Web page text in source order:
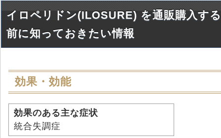
イロペリドン(ILOSURE) を通販購入する
前に知っておきたい情報
効果・効能
効果のある主な症状
統合失調症